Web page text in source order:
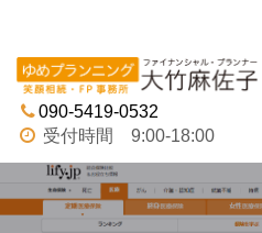
090-5419-0532
受付時間 9:00-18:00